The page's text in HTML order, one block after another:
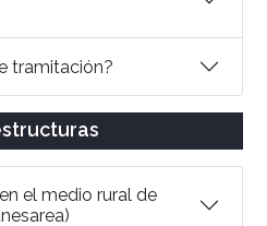
tramitación?
el medio rural de